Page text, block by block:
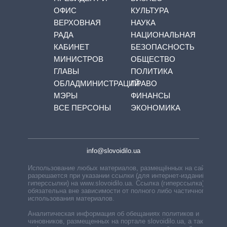
ОФИС
ВЕРХОВНАЯ
РАДА
КАБИНЕТ
МИНИСТРОВ
ГЛАВЫ
ОБЛАДМИНИСТРАЦИЙ
МЭРЫ
ВСЕ ПЕРСОНЫ
КУЛЬТУРА
НАУКА
НАЦИОНАЛЬНАЯ
БЕЗОПАСНОСТЬ
ОБЩЕСТВО
ПОЛИТИКА
ПРАВО
ФИНАНСЫ
ЭКОНОМИКА
info@slovoidilo.ua
Использование любых материалов, размещённых на сайте,
разрешается при указании ссылки (для интернет-изданий —
гиперссылки) на www.slovoidilo.ua. Ссылка (гиперссылка)
обязательна вне зависимости от полного либо частичного
использования материалов.
Аналитическая информация об обещаниях политиков и
чиновников, размещенных на портале slovoidilo.ua, а также